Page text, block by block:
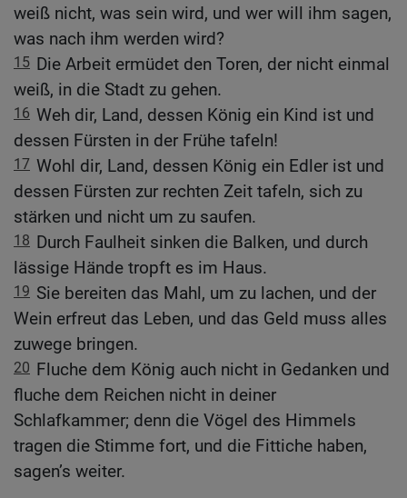
weiß nicht, was sein wird, und wer will ihm sagen,
was nach ihm werden wird?
15 Die Arbeit ermüdet den Toren, der nicht einmal
weiß, in die Stadt zu gehen.
16 Weh dir, Land, dessen König ein Kind ist und
dessen Fürsten in der Frühe tafeln!
17 Wohl dir, Land, dessen König ein Edler ist und
dessen Fürsten zur rechten Zeit tafeln, sich zu
stärken und nicht um zu saufen.
18 Durch Faulheit sinken die Balken, und durch
lässige Hände tropft es im Haus.
19 Sie bereiten das Mahl, um zu lachen, und der
Wein erfreut das Leben, und das Geld muss alles
zuwege bringen.
20 Fluche dem König auch nicht in Gedanken und
fluche dem Reichen nicht in deiner
Schlafkammer; denn die Vögel des Himmels
tragen die Stimme fort, und die Fittiche haben,
sagen’s weiter.